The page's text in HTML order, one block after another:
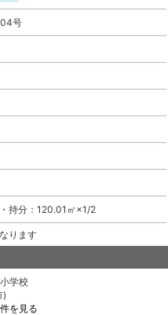
号
持分：120.01㎡×1/2
ります
学校
)
を見る